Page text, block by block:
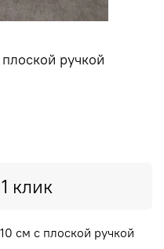
ручкой
клик
см c плоской ручкой